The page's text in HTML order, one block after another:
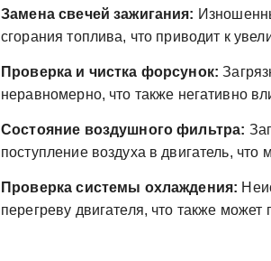
Замена свечей зажигания:
сгорания топлива, что приводит к
Проверка и чистка форсунок:
неравномерно, что также негативно
Состояние воздушного фильтра:
поступление воздуха в двигатель,
Проверка системы охлаждения:
перегреву двигателя, что также может